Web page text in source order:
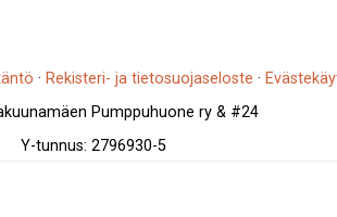
· Rekisteri- ja tietosuojaseloste ·
Pumppuhuone ry & #24
Y-tunnus: 2796930-5